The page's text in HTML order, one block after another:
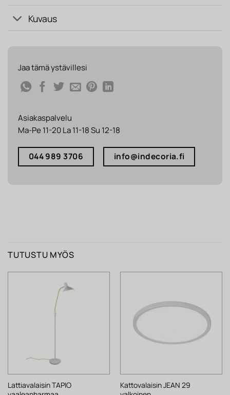
Kuvaus
Jaa tämä ystävillesi
Asiakaspalvelu
Ma-Pe 11-20 La 11-18 Su 12-18
044 989 3706 info@indecoria.fi
TUTUSTU MYÖS
Lattiavalaisin TAPIO
Kattovalaisin JEAN 29